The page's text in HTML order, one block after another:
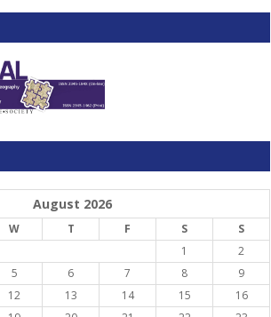
August 2026
W T F S
S
1
2
5 6 7 8
9
12 13 14 15
16